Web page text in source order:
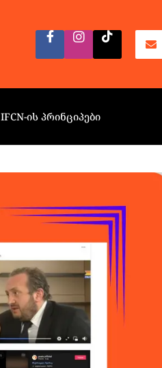
IFCN-ᲘᲡ ᲞᲠᲘᲜᲪᲘᲞᲔᲑᲘ